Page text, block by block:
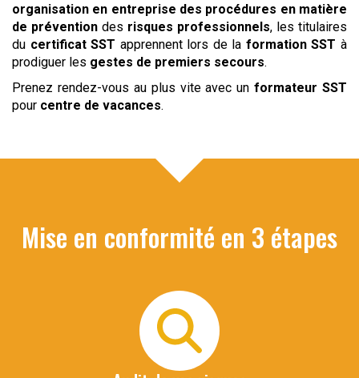
organisation en entreprise des procédures en matière
de prévention des risques professionnels, les titulaires
du certificat SST apprennent lors de la formation SST à
prodiguer les gestes de premiers secours.
Prenez rendez-vous au plus vite avec unformateur SST
pour centre de vacances.
Mise en conformité en 3 étapes